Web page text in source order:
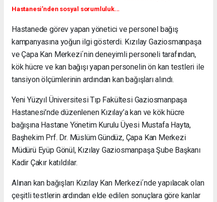
Hastanesi’nden sosyal sorumluluk...
Hastanede görev yapan yönetici ve personel bağış
kampanyasına yoğun ilgi gösterdi. Kızılay Gaziosmanpaşa
ve Çapa Kan Merkezi´nin deneyimli personeli tarafından,
kök hücre ve kan bağışı yapan personelin ön kan testleri ile
tansiyon ölçümlerinin ardından kan bağışları alındı.
Yeni Yüzyıl Üniversitesi Tıp Fakültesi Gaziosmanpaşa
Hastanesi’ndedüzenlenen Kızılay’a kan ve kök hücre
bağışına Hastane Yönetim Kurulu Üyesi Mustafa Hayta,
Başhekim Prf. Dr. Müslüm Gündüz, Çapa Kan Merkezi
Müdürü Eyüp Gönül, Kızılay Gaziosmanpaşa Şube Başkanı
Kadir Çakır katıldılar.
Alınan kan bağışları Kızılay Kan Merkezi´nde yapılacak olan
çeşitli testlerin ardından elde edilen sonuçlara göre kanlar